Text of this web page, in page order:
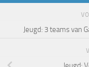
Jeugd: 3 teams van